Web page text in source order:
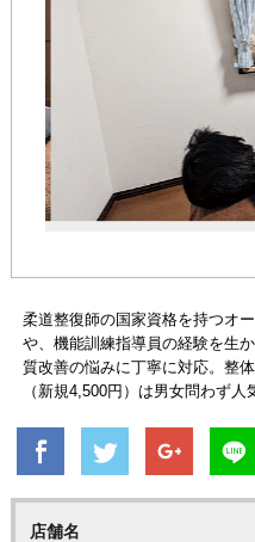
柔道整復師の国家資格を持つオ
や、機能訓練指導員の経験を生
質改善の悩みに丁寧に対応。整
（新規4,500円）は男女問わず人
店舗名